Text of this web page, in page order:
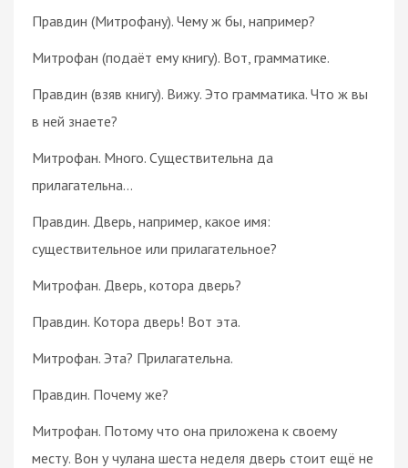
Правдин (Митрофану). Чему ж бы, например?
Митрофан (подаёт ему книгу). Вот, грамматике.
Правдин (взяв книгу). Вижу. Это грамматика. Что ж вы
в ней знаете?
Митрофан. Много. Существительна да
прилагательна…
Правдин. Дверь, например, какое имя:
существительное или прилагательное?
Митрофан. Дверь, котора дверь?
Правдин. Котора дверь! Вот эта.
Митрофан. Эта? Прилагательна.
Правдин. Почему же?
Митрофан. Потому что она приложена к своему
месту. Вон у чулана шеста неделя дверь стоит ещё не